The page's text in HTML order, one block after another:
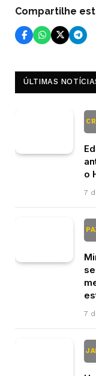
Compartilhe
ÚLTIMAS
o
7
7